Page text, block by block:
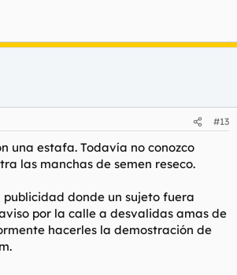
#13
una estafa. Todavía no conozco
las manchas de semen reseco.
publicidad donde un sujeto fuera
por la calle a desvalidas amas de
hacerles la demostración de